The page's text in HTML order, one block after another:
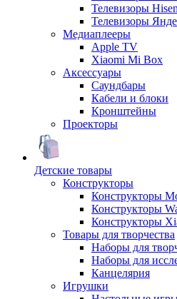
Телевизоры
Телевизоры
Медиаплееры
Apple TV
Xiaomi Mi Box
Аксессуары
Саундбары
Кабели и блоки
Кронштейны
Проекторы
Детские товары
Конструкторы
Конструкторы
Конструкторы
Конструкторы
Товары для творчества
Наборы для
Наборы для
Канцелярия
Игрушки